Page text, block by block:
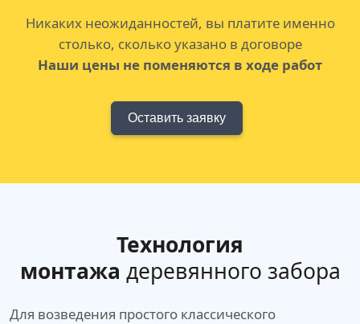
Никаких неожиданностей, вы платите именно
столько, сколько указано в договоре
Наши цены не поменяются в ходе работ
Оставить заявку
Технология
монтажа деревянного забора
Для возведения простого классического